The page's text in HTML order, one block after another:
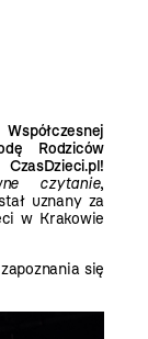
Rodziców
CzasDzieci.pl!
czytanie,
uznany za
w Krakowie
zapoznania się